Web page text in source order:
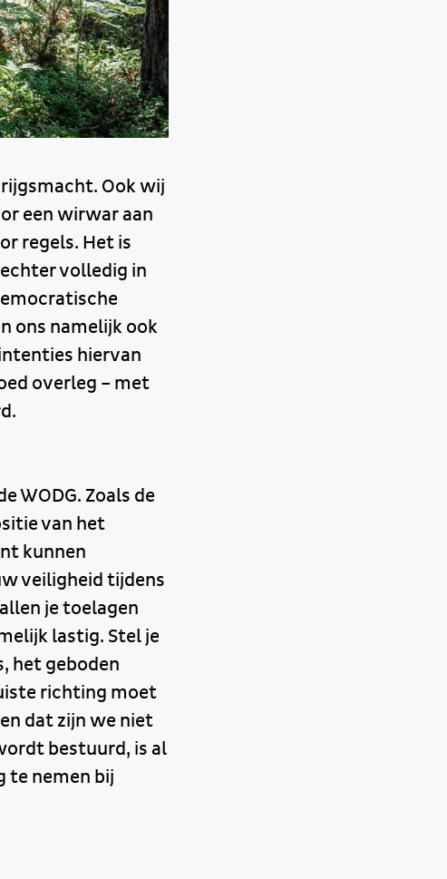
Ook wij
een wirwar aan
regels. Het is
volledig in
ons namelijk ook
hiervan
overleg – met
WODG. Zoals de
van het
kunnen
veiligheid tijdens
je toelagen
lastig. Stel je
het geboden
richting moet
dat zijn we niet
bestuurd, is al
te nemen bij